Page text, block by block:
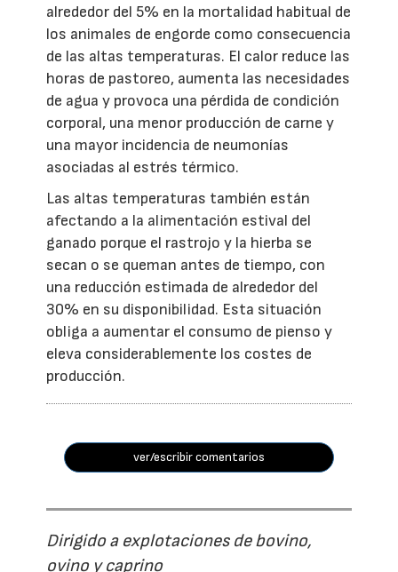
alrededor del 5% en la mortalidad habitual de
los animales de engorde como consecuencia
de las altas temperaturas. El calor reduce las
horas de pastoreo, aumenta las necesidades
de agua y provoca una pérdida de condición
corporal, una menor producción de carne y
una mayor incidencia de neumonías
asociadas al estrés térmico.
Las altas temperaturas también están
afectando a la alimentación estival del
ganado porque el rastrojo y la hierba se
secan o se queman antes de tiempo, con
una reducción estimada de alrededor del
30% en su disponibilidad. Esta situación
obliga a aumentar el consumo de pienso y
eleva considerablemente los costes de
producción.
ver/escribir comentarios
Dirigido a explotaciones de bovino,
ovino y caprino